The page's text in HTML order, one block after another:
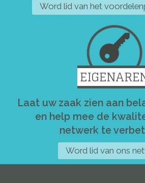
Word lid van het
Laat uw zaak zien aan
en help mee de
netwerk te
Word lid van ons